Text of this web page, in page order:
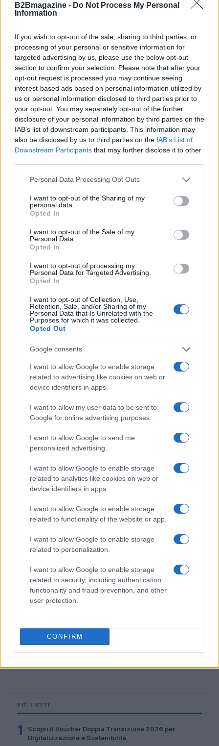
B2Bmagazine - Do Not Process My Personal
Information
If you wish to opt-out of the sale, sharing to third parties, or
processing of your personal or sensitive information for
targeted advertising by us, please use the below opt-out
section to confirm your selection. Please note that after your
opt-out request is processed you may continue seeing
interest-based ads based on personal information utilized by
us or personal information disclosed to third parties prior to
your opt-out. You may separately opt-out of the further
disclosure of your personal information by third parties on the
IAB’s list of downstream participants. This information may
also be disclosed by us to third parties on the IAB’s List of
Downstream Participants that may further disclose it to other
Please note that this website/app uses one or more Google
not limited to your visit or usage behaviour. You may click to
grant or deny consent to Google and its third-party tags to
use your data for below specified purposes in below Google
consent section.
Personal Data Processing Opt Outs
I want to opt-out of the Sharing of my
personal data.
Opted In
I want to opt-out of the Sale of my
Personal Data.
Opted In
I want to opt-out of processing my
Personal Data for Targeted Advertising.
Opted In
I want to opt-out of Collection, Use,
Retention, Sale, and/or Sharing of my
Personal Data that Is Unrelated with the
Purposes for which it was collected.
Opted Out
Google consents
I want to allow Google to enable storage
related to advertising like cookies on web or
device identifiers in apps.
I want to allow my user data to be sent to
Google for online advertising purposes.
I want to allow Google to send me
personalized advertising.
I want to allow Google to enable storage
related to analytics like cookies on web or
device identifiers in apps.
I want to allow Google to enable storage
related to functionality of the website or app.
I want to allow Google to enable storage
related to personalization.
I want to allow Google to enable storage
related to security, including authentication
functionality and fraud prevention, and other
user protection.
CONFIRM
Continua a leggere
FOCUS PMI
Scopri il Voucher Doppia Transizione 2026 per
Digitalizzazione e Sostenibilità
Linda Pellegrini · 6 Ago 2026
FOCUS PMI
Morocco’s dominance in certified data centers
across Africa
Andrea Innocenti · 6 Ago 2026
FOCUS PMI
Come scegliere la carta aziendale perfetta: confronto
tra le migliori soluzioni del 2026
Linda Pellegrini · 6 Ago 2026
PIÙ LETTI
1
Scopri il Voucher Doppia Transizione 2026 per
Digitalizzazione e Sostenibilità